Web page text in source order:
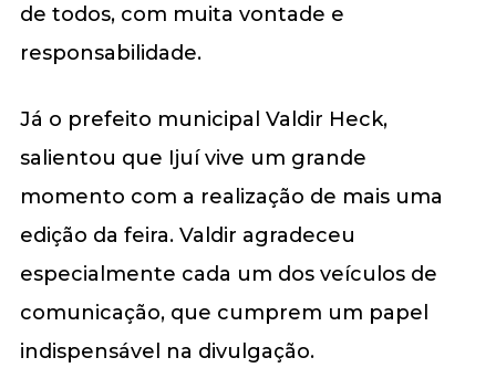
de todos, com muita vontade e
responsabilidade.
Já o prefeito municipal Valdir Heck,
salientou que Ijuí vive um grande
momento com a realização de mais uma
edição da feira. Valdir agradeceu
especialmente cada um dos veículos de
comunicação, que cumprem um papel
indispensável na divulgação.